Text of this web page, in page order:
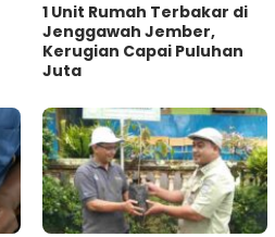
1 Unit Rumah Terbakar di
Jenggawah Jember,
Kerugian Capai Puluhan
Juta